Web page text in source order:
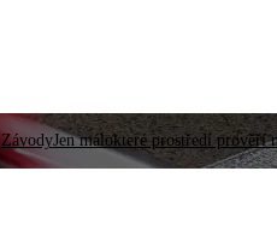
ZávodyJen málokteré prostředí prověří